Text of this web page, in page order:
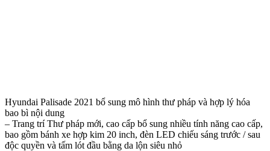
Hyundai Palisade 2021 bổ sung mô hình thư pháp và hợp lý hóa
bao bì nội dung
– Trang trí Thư pháp mới, cao cấp bổ sung nhiều tính năng cao cấp,
bao gồm bánh xe hợp kim 20 inch, đèn LED chiếu sáng trước / sau
độc quyền và tấm lót đầu bằng da lộn siêu nhỏ